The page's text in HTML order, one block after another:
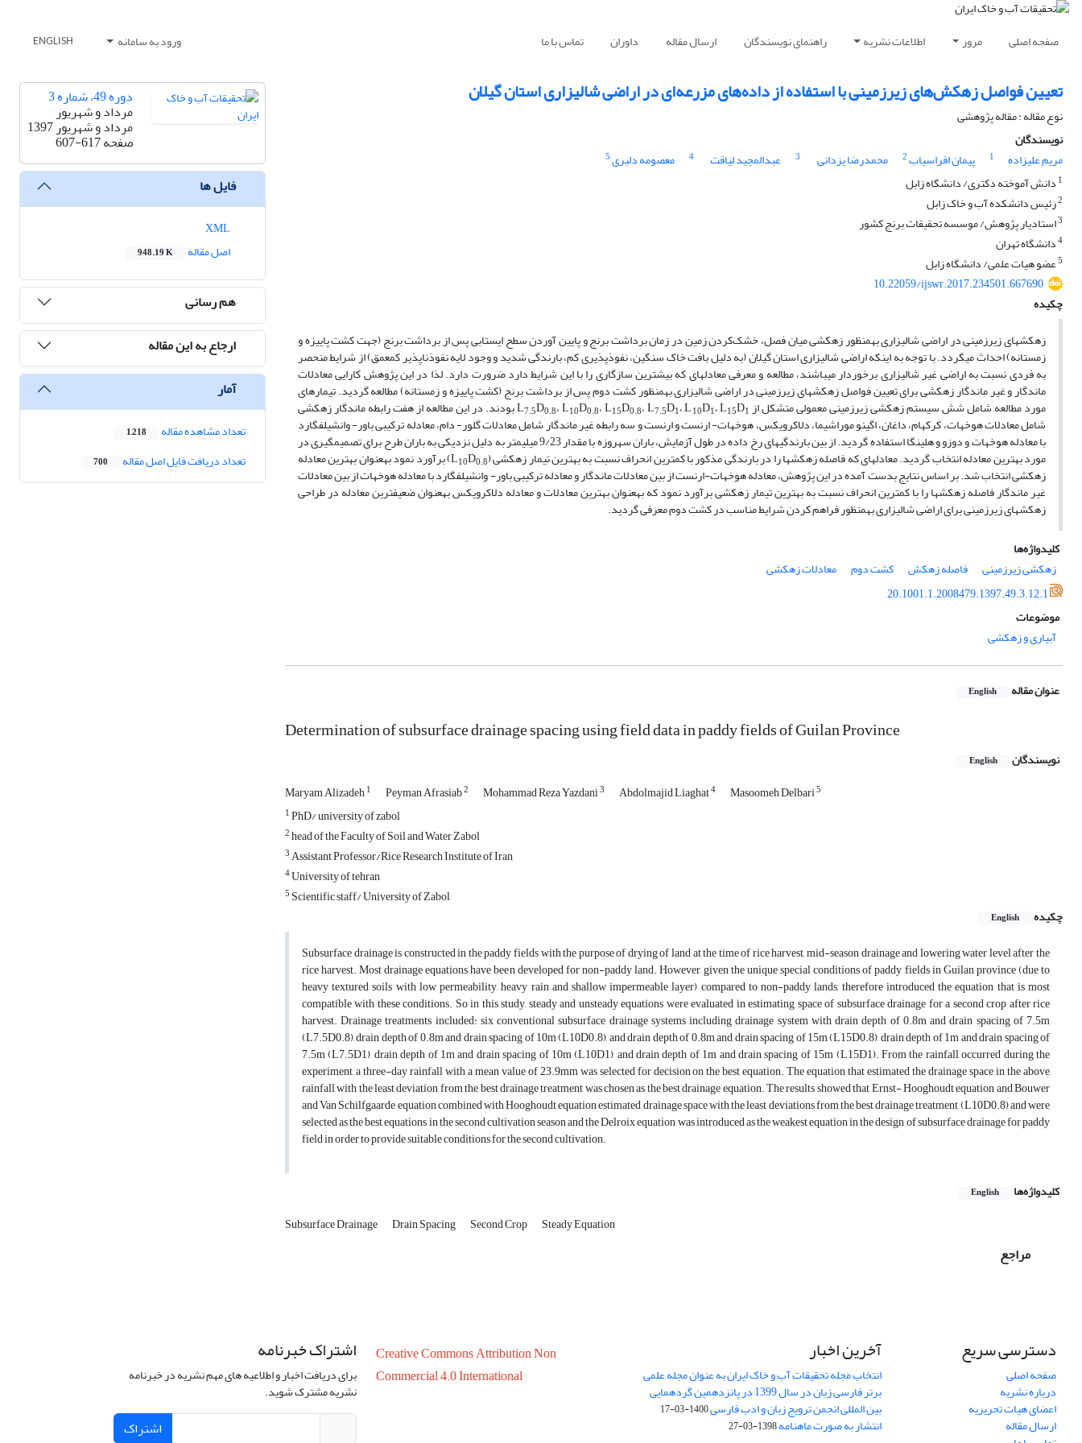
صفحه اصلی مرور اطلاعات نشریه راهنمای نویسندگان ارسال مقاله داوران تماس با ما ورود به سامانه ENGLISH
تعیین فواصل زهکش‌های زیرزمینی با استفاده از داده‌های مزرعه‌ای در اراضی شالیزاری استان گیلان
نوع مقاله : مقاله پژوهشی
نویسندگان
مریم علیزاده
1 پیمان افراسیاب2 محمدرضا یزدانی 3 عبدالمجید لیاقت 4 معصومه دلبری5
1 دانش آموخته دکتری/ دانشگاه زابل
2رئیس دانشکده آب و خاک زابل
3استادیار پژوهش/ موسسه تحقیقات برنج کشور
4دانشگاه تهران
5عضو هیات علمی/ دانشگاه زابل
10.22059/ijswr.2017.234501.667690
چکیده
زهکش­های زیرزمینی در اراضی شالیزاری به­منظور زهکشی میان فصل، خشک‌کردن زمین در زمان برداشت برنج و پایین آوردن سطح ایستابی پس از برداشت برنج (جهت کشت پاییزه و
زمستانه) احداث می­گردد. با توجه به اینکه اراضی شالیزاری استان گیلان (به دلیل بافت خاک سنگین، نفوذپذیری کم، بارندگی شدید و وجود لایه نفوذناپذیر کم­عمق) از شرایط منحصر
به­ فردی نسبت به اراضی غیر ­شالیزاری برخوردار می­باشند، مطالعه و معرفی معادله­ای که بیشترین سازگاری را با این شرایط دارد ضرورت دارد. لذا در این پژوهش کارایی معادلات
ماندگار و غیر­ ماندگار زهکشی برای تعیین فواصل زهکش­های زیرزمینی در اراضی شالیزاری به­منظور کشت دوم پس از برداشت برنج (کشت پاییزه و زمستانه) مطالعه گردید. تیمارهای
مورد مطالعه شامل شش سیستم زهکشی زیرزمینی معمولی متشکل از L 7.5D0.8، L10D0.8، L15D0.8، L7.5D1، L10D1، L15D1 بودند. در این مطالعه از هفت رابطه ماندگار زهکشی
شامل معادلات هوخهات، کرکهام، داغان، اگینو موراشیما، دلاکرویکس، هوخهات- ارنست و ارنست و سه رابطه غیر­ ماندگار شامل معادلات گلور- دام، معادله ترکیبی باور- وان­شیلفگارد
با معادله هوخهات و دوزو و هلینگا استفاده گردید. از بین بارندگی­های رخ داده در طول آزمایش، باران سه­روزه با مقدار 9/23 میلی­متر به دلیل نزدیکی به باران طرح برای تصمیم­گیری در
مورد بهترین معادله انتخاب گردید. معادله­ای که فاصله زهکش­ها را در بارندگی مذکور با کمترین انحراف نسبت به بهترین تیمار زهکشی (L 10D0.8 ) برآورد نمود به­عنوان بهترین معادله
زهکشی انتخاب شد. بر اساس نتایج بدست آمده در این پژوهش، معادله هوخهات-ارنست از بین معادلات ماندگار و معادله ترکیبی باور- وان­شیلفگارد با معادله هوخهات از بین معادلات
غیر­ ماندگار فاصله زهکش­ها را با کمترین انحراف نسبت به بهترین تیمار زهکشی برآورد نمود که به­عنوان بهترین معادلات و معادله دلاکرویکس به­عنوان ضعیف­ترین معادله در طراحی
زهکش­های زیرزمینی برای اراضی شالیزاری به­منظور فراهم کردن شرایط مناسب در کشت دوم معرفی گردید.
کلیدواژه‌ها
زهکشی زیرزمینی
فاصله زهکش کشت دوم
معادلات زهکشی
20.1001.1.2008479.1397.49.3.12.1
موضوعات
آبیاری و زهکشی
عنوان مقاله English
Determination of subsurface drainage spacing using field data in paddy fields of Guilan Province
نویسندگان English
Maryam Alizadeh1 Peyman Afrasiab2 Mohammad Reza Yazdani3 Abdolmajid Liaghat4 Masoomeh Delbari5
1PhD/ university of zabol
2head of the Faculty of Soil and Water Zabol
3Assistant Professor/Rice Research Institute of Iran
4University of tehran
5 Scientific staff/ University of Zabol
چکیده
English
Subsurface drainage is constructed in the paddy fields with the purpose of drying of land at the time of rice harvest, mid-season drainage and lowering water level after the
rice harvest. Most drainage equations have been developed for non-paddy land. However, given the unique special conditions of paddy fields in Guilan province (due to
heavy textured soils with low permeability, heavy rain and shallow impermeable layer) compared to non-paddy lands, therefore introduced the equation that is most
compatible with these conditions. So in this study, steady and unsteady equations were evaluated in estimating space of subsurface drainage for a second crop after rice
harvest. Drainage treatments included: six conventional subsurface drainage systems including drainage system with drain depth of 0.8m and drain spacing of 7.5m
(L7.5D0.8), drain depth of 0.8m and drain spacing of 10m (L10D0.8), and drain depth of 0.8m and drain spacing of 15m (L15D0.8), drain depth of 1m and drain spacing of
7.5m (L7.5D1), drain depth of 1m and drain spacing of 10m (L10D1), and drain depth of 1m and drain spacing of 15m (L15D1). From the rainfall occurred during the
experiment, a three-day rainfall with a mean value of 23.9mm was selected for decision on the best equation. The equation that estimated the drainage space in the above
rainfall with the least deviation from the best drainage treatment was chosen as the best drainage equation. The results showed that Ernst- Hooghoudt equation and Bouwer
and Van Schilfgaarde equation combined with Hooghoudt equation estimated drainage space with the least deviations from the best drainage treatment (L10D0.8) and were
selected as the best equations in the second cultivation season and the Delroix equation was introduced as the weakest equation in the design of subsurface drainage for paddy
field in order to provide suitable conditions for the second cultivation.
کلیدواژه‌ها English
Subsurface Drainage Drain Spacing Second Crop Steady Equation
مراجع
دوره 49، شماره 3
مرداد و شهریور
مرداد و شهریور 1397
صفحه607-617
فایل ها
اصل مقاله
948.19 K
هم رسانی
ارجاع به این مقاله
آمار
تعداد مشاهده مقاله 1,218
تعداد دریافت فایل اصل مقاله 700
دسترسی سریع
صفحه اصلی
درباره نشریه
اعضای هیات تحریریه
ارسال مقاله
آخرین اخبار
انتخاب مجله تحقیقات آب و خاک ایران به عنوان مجله علمی
برتر فارسی زبان در سال 1399 در پانزدهمین گردهمایی
بین المللی انجمن ترویج زبان و ادب فارسی1400-03-17
انتشار به صورت ماهنامه1398-03-27
Creative Commons Attribution Non
Commercial 4.0 International
اشتراک خبرنامه
برای دریافت اخبار و اطلاعیه های مهم نشریه در خبرنامه
نشریه مشترک شوید.
اشتراک